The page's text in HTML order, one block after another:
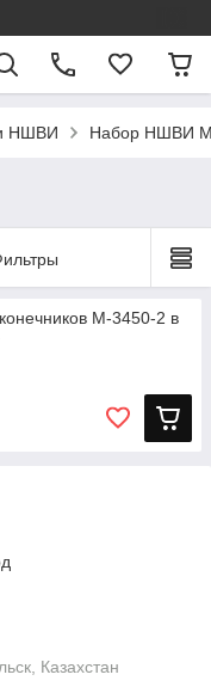
НШВИ Набор НШВИ
М-3450-2 в
Казахстан